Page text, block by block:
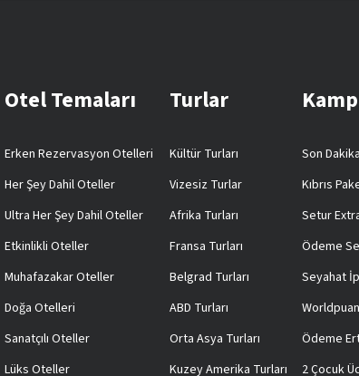
Otel Temaları
Erken Rezervasyon Otelleri
Her Şey Dahil Oteller
Ultra Her Şey Dahil Oteller
Etkinlikli Oteller
Muhafazakar Oteller
Doğa Otelleri
Sanatçılı Oteller
Lüks Oteller
Turlar
Kültür Turları
Vizesiz Turlar
Afrika Turları
Fransa Turları
Belgrad Turları
ABD Turları
Orta Asya Turları
Kuzey Amerika Turları
Son
Kıbrıs
Setur
Ödeme
Seyahat
Ödeme
2 Çocuk